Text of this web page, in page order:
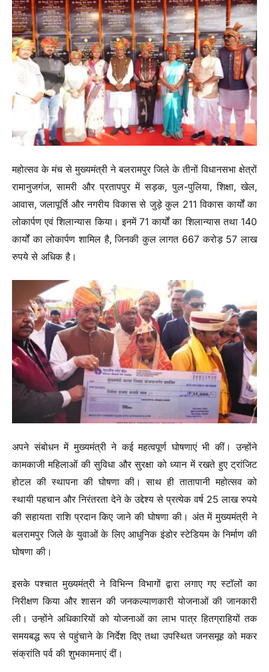
महोत्सव के मंच से मुख्यमंत्री ने बलरामपुर जिले के तीनों विधानसभा क्षेत्रों
रामानुजगंज, सामरी और प्रतापपुर में सड़क, पुल-पुलिया, शिक्षा, खेल,
आवास, जलापूर्ति और नगरीय विकास से जुड़े कुल 211 विकास कार्यों का
लोकार्पण एवं शिलान्यास किया। इनमें 71 कार्यों का शिलान्यास तथा 140
कार्यों का लोकार्पण शामिल है, जिनकी कुल लागत 667 करोड़ 57 लाख
रुपये से अधिक है।
अपने संबोधन में मुख्यमंत्री ने कई महत्वपूर्ण घोषणाएं भी कीं। उन्होंने
कामकाजी महिलाओं की सुविधा और सुरक्षा को ध्यान में रखते हुए ट्रांजिट
होटल की स्थापना की घोषणा की। साथ ही तातापानी महोत्सव को
स्थायी पहचान और निरंतरता देने के उद्देश्य से प्रत्येक वर्ष 25 लाख रुपये
की सहायता राशि प्रदान किए जाने की घोषणा की। अंत में मुख्यमंत्री ने
बलरामपुर जिले के युवाओं के लिए आधुनिक इंडोर स्टेडियम के निर्माण की
घोषणा की।
इसके पश्चात मुख्यमंत्री ने विभिन्न विभागों द्वारा लगाए गए स्टॉलों का
निरीक्षण किया और शासन की जनकल्याणकारी योजनाओं की जानकारी
ली। उन्होंने अधिकारियों को योजनाओं का लाभ पात्र हितग्राहियों तक
समयबद्ध रूप से पहुंचाने के निर्देश दिए तथा उपस्थित जनसमूह को मकर
संक्रांति पर्व की शुभकामनाएं दीं।